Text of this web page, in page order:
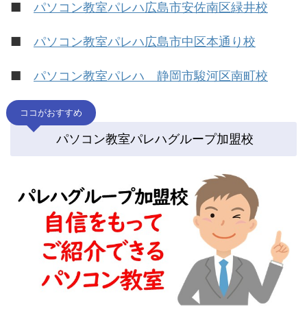
■ パソコン教室パレハ広島市安佐南区緑井校
■ パソコン教室パレハ広島市中区本通り校
■ パソコン教室パレハ 静岡市駿河区南町校
ココがおすすめ
パソコン教室パレハグループ加盟校